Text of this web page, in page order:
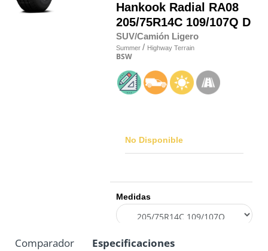
Hankook Radial RA08
205/75R14C 109/107Q D
SUV/Camión Ligero
Summer / Highway Terrain
BSW
No Disponible
Medidas
Comparador Especificaciones